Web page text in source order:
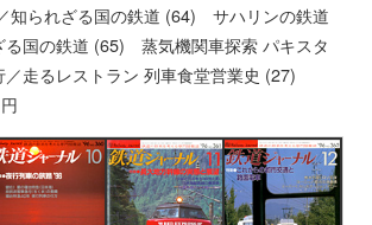
知られざる国の鉄道 (64) サハリンの鉄道
る国の鉄道 (65) 蒸気機関車探索 パキスタ
／走るレストラン 列車食堂営業史 (27)